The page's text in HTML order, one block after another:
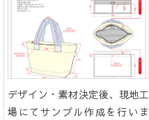
デザイン・素材決定後、現地工
場にてサンプル作成を行いま